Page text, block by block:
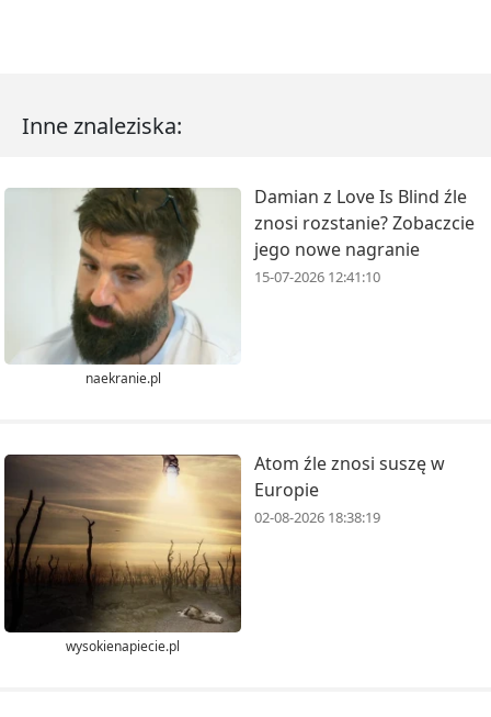
Inne znaleziska:
naekranie.pl
Damian z Love Is Blind źle
znosi rozstanie? Zobaczcie
jego nowe nagranie
15-07-2026 12:41:10
wysokienapiecie.pl
Atom źle znosi suszę w
Europie
02-08-2026 18:38:19